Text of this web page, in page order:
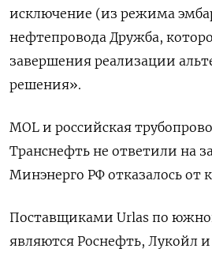
исключение (из режима
нефтепровода Дружба,
завершения реализации
решения».
МOL и российская
Транснефть не ответили на
Минэнерго РФ отказалось от
Поставщиками Urlas по
являются Роснефть, Лукойл